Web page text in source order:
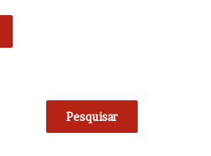
Pesquisar